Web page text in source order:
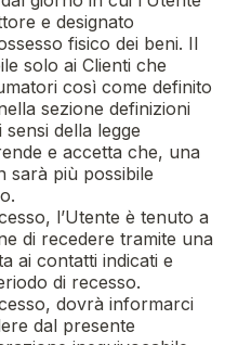
e designato
fisico dei beni. Il
solo ai Clienti che
così come definito
sezione definizioni
della legge
e accetta che, una
sarà più possibile
l’Utente è tenuto a
di recedere tramite una
ai contatti indicati e
di recesso.
dovrà informarci
dal presente